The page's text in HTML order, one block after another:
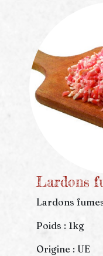
Lardons
Lardons
Poids : 1kg
Origine : UE